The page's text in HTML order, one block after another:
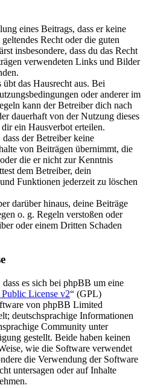
eines Beitrags, dass er keine
Recht oder die guten
insbesondere, dass du das Recht
verwendeten Links und Bilder
das Hausrecht aus. Bei
oder anderer im
kann der Betreiber dich nach
dauerhaft von der Nutzung dieses
ein Hausverbot erteilen.
der Betreiber keine
von Beiträgen übernimmt, die
die er nicht zur Kenntnis
dem Betreiber, dein
Funktionen jederzeit zu löschen
darüber hinaus, deine Beiträge
o. g. Regeln verstoßen oder
oder einem Dritten Schaden
es sich bei phpBB um eine
License v2“ (GPL)
von phpBB Limited
deutschsprachige Informationen
Community unter
gestellt. Beide haben keinen
wie die Software verwendet
die Verwendung der Software
untersagen oder auf Inhalte